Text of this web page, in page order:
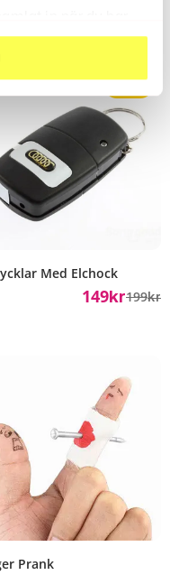
Med Elchock
199Kr
149Kr
Prank